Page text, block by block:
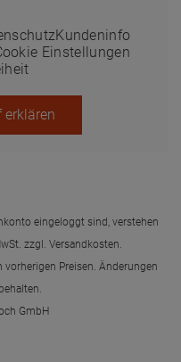
Kundeninfo
Einstellungen
erklären
eingeloggt sind, verstehen
zzgl. Versandkosten.
vorherigen Preisen. Änderungen
GmbH